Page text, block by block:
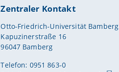
Zentraler Kontakt
Otto-Friedrich-Universität Bamberg
Kapuzinerstraße 16
96047 Bamberg
Telefon: 0951 863-0